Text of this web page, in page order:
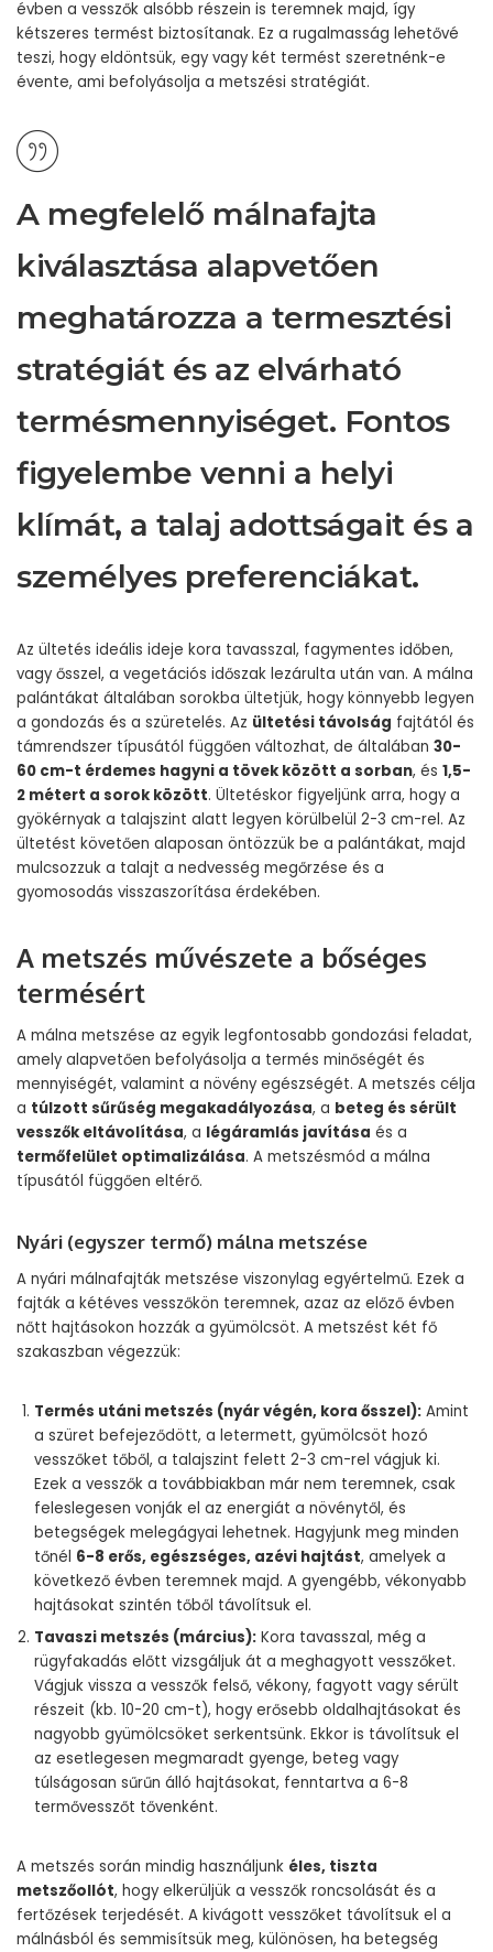
évben a vesszők alsóbb részein is teremnek majd, így
kétszeres termést biztosítanak. Ez a rugalmasság lehetővé
teszi, hogy eldöntsük, egy vagy két termést szeretnénk-e
évente, ami befolyásolja a metszési stratégiát.
A megfelelő málnafajta
kiválasztása alapvetően
meghatározza a termesztési
stratégiát és az elvárható
termésmennyiséget. Fontos
figyelembe venni a helyi
klímát, a talaj adottságait és a
személyes preferenciákat.
Az ültetés ideális ideje kora tavasszal, fagymentes időben,
vagy ősszel, a vegetációs időszak lezárulta után van. A málna
palántákat általában sorokba ültetjük, hogy könnyebb legyen
a gondozás és a szüretelés. Az ültetési távolság fajtától és
támrendszer típusától függően változhat, de általában 30-
60 cm-t érdemes hagyni a tövek között a sorban, és 1,5-
2 métert a sorok között. Ültetéskor figyeljünk arra, hogy a
gyökérnyak a talajszint alatt legyen körülbelül 2-3 cm-rel. Az
ültetést követően alaposan öntözzük be a palántákat, majd
mulcsozzuk a talajt a nedvesség megőrzése és a
gyomosodás visszaszorítása érdekében.
A metszés művészete a bőséges
termésért
A málna metszése az egyik legfontosabb gondozási feladat,
amely alapvetően befolyásolja a termés minőségét és
mennyiségét, valamint a növény egészségét. A metszés célja
a túlzott sűrűség megakadályozása, a beteg és sérült
vesszők eltávolítása, a légáramlás javítása és a
termőfelület optimalizálása. A metszésmód a málna
típusától függően eltérő.
Nyári (egyszer termő) málna metszése
A nyári málnafajták metszése viszonylag egyértelmű. Ezek a
fajták a kétéves vesszőkön teremnek, azaz az előző évben
nőtt hajtásokon hozzák a gyümölcsöt. A metszést két fő
szakaszban végezzük:
Termés utáni metszés (nyár végén, kora ősszel): Amint
a szüret befejeződött, a letermett, gyümölcsöt hozó
vesszőket tőből, a talajszint felett 2-3 cm-rel vágjuk ki.
Ezek a vesszők a továbbiakban már nem teremnek, csak
feleslegesen vonják el az energiát a növénytől, és
betegségek melegágyai lehetnek. Hagyjunk meg minden
tőnél 6-8 erős, egészséges, azévi hajtást, amelyek a
következő évben teremnek majd. A gyengébb, vékonyabb
hajtásokat szintén tőből távolítsuk el.
Tavaszi metszés (március): Kora tavasszal, még a
rügyfakadás előtt vizsgáljuk át a meghagyott vesszőket.
Vágjuk vissza a vesszők felső, vékony, fagyott vagy sérült
részeit (kb. 10-20 cm-t), hogy erősebb oldalhajtásokat és
nagyobb gyümölcsöket serkentsünk. Ekkor is távolítsuk el
az esetlegesen megmaradt gyenge, beteg vagy
túlságosan sűrűn álló hajtásokat, fenntartva a 6-8
termővesszőt tővenként.
A metszés során mindig használjunk éles, tiszta
metszőollót, hogy elkerüljük a vesszők roncsolását és a
fertőzések terjedését. A kivágott vesszőket távolítsuk el a
málnásból és semmisítsük meg, különösen, ha betegség